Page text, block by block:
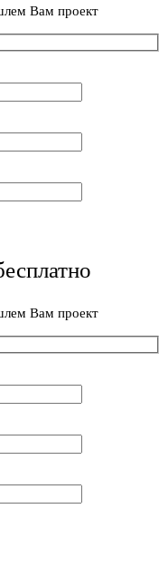
Вам проект
Вам проект